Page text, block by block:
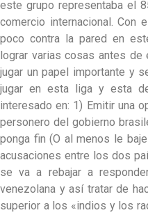
este grupo representaba el
comercio internacional. Con
poco contra la pared en
lograr varias cosas antes
jugar un papel importante y
jugar en esta liga y esta
interesado en: 1) Emitir una
personero del gobierno
ponga fin (O al menos le
acusaciones entre los dos
se va a rebajar a
venezolana y así tratar de
superior a los «indios y los